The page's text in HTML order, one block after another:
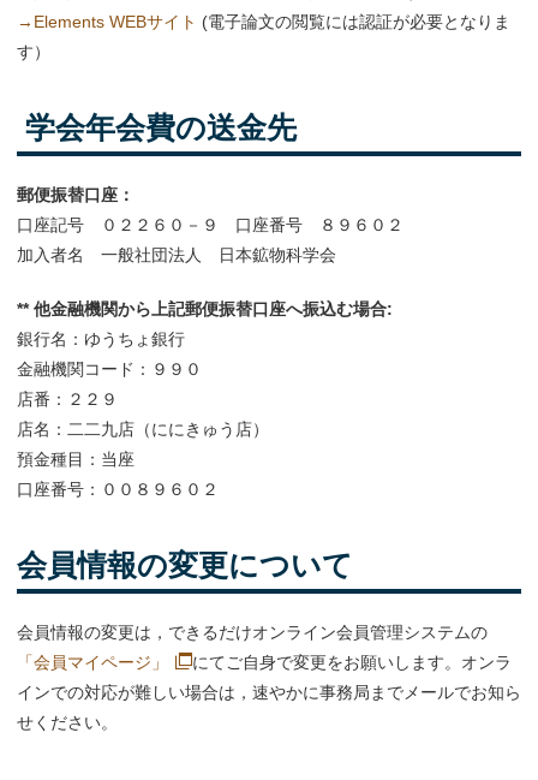
→Elements WEBサイト (電子論文の閲覧には認証が必要となりま
す）
学会年会費の送金先
郵便振替口座：
口座記号 ０２２６０－９ 口座番号 ８９６０２
加入者名 一般社団法人 日本鉱物科学会
** 他金融機関から上記郵便振替口座へ振込む場合:
銀行名：ゆうちょ銀行
金融機関コード：９９０
店番：２２９
店名：二二九店（ににきゅう店）
預金種目：当座
口座番号：００８９６０２
会員情報の変更について
会員情報の変更は，できるだけオンライン会員管理システムの
「会員マイページ」
にてご自身で変更をお願いします。オンラ
インでの対応が難しい場合は，速やかに事務局までメールでお知ら
せください。